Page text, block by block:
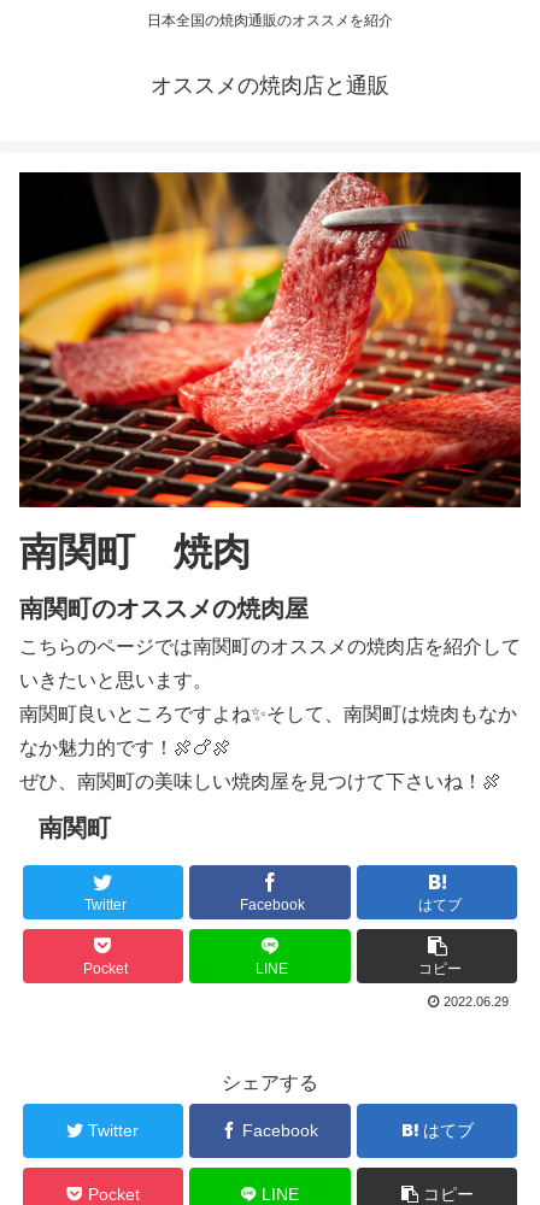
日本全国の焼肉通販のオススメを紹介
オススメの焼肉店と通販
南関町 焼肉
南関町のオススメの焼肉屋
こちらのページでは南関町のオススメの焼肉店を紹介して
いきたいと思います。
南関町良いところですよね✨そして、南関町は焼肉もなか
なか魅力的です！🍖🍗🍖
ぜひ、南関町の美味しい焼肉屋を見つけて下さいね！🍖
南関町
Twitter Facebook はてブ
Pocket LINE コピー
2022.06.29
シェアする
Twitter Facebook はてブ
Pocket LINE コピー